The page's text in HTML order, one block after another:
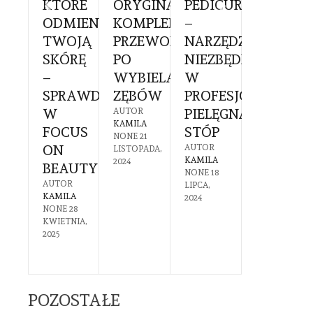
KTÓRE
ODMIENIĄ
TWOJĄ
SKÓRĘ
–
SPRAWDŹ
W
FOCUS
ON
BEAUTY
AUTOR
KAMILA
NONE 28
KWIETNIA,
2025
ORYGINALNE:
KOMPLEKSOWY
PRZEWODNIK
PO
WYBIELANIU
ZĘBÓW
AUTOR
KAMILA
NONE 21
LISTOPADA,
2024
PEDICURE
–
NARZĘDZIE
NIEZBĘDNE
W
PROFESJONALNEJ
PIELĘGNACJI
STÓP
AUTOR
KAMILA
NONE 18
LIPCA,
2024
POZOSTAŁE